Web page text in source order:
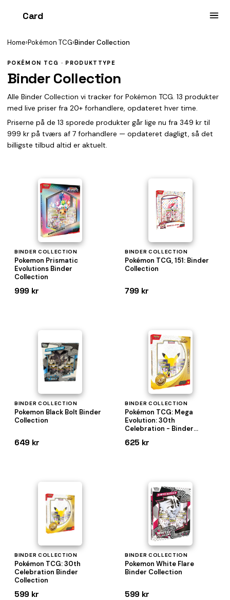
Card
Home›Pokémon TCG›Binder Collection
POKÉMON TCG · PRODUKTTYPE
Binder Collection
Alle Binder Collection vi tracker for Pokémon TCG. 13 produkter
med live priser fra 20+ forhandlere, opdateret hver time.
Priserne på de 13 sporede produkter går lige nu fra 349 kr til
999 kr på tværs af 7 forhandlere — opdateret dagligt, så det
billigste tilbud altid er aktuelt.
BINDER COLLECTION
Pokemon Prismatic
Evolutions Binder
Collection
999 kr
BINDER COLLECTION
Pokémon TCG, 151: Binder
Collection
799 kr
BINDER COLLECTION
Pokemon Black Bolt Binder
Collection
649 kr
BINDER COLLECTION
Pokémon TCG: Mega
Evolution: 30th
Celebration - Binder
625 kr
BINDER COLLECTION
Pokémon TCG: 30th
Celebration Binder
Collection
599 kr
BINDER COLLECTION
Pokemon White Flare
Binder Collection
599 kr